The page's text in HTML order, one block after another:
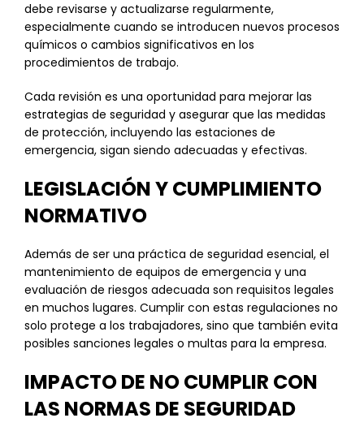
debe revisarse y actualizarse regularmente,
especialmente cuando se introducen nuevos procesos
químicos o cambios significativos en los
procedimientos de trabajo.
Cada revisión es una oportunidad para mejorar las
estrategias de seguridad y asegurar que las medidas
de protección, incluyendo las estaciones de
emergencia, sigan siendo adecuadas y efectivas.
LEGISLACIÓN Y CUMPLIMIENTO
NORMATIVO
Además de ser una práctica de seguridad esencial, el
mantenimiento de equipos de emergencia y una
evaluación de riesgos adecuada son requisitos legales
en muchos lugares. Cumplir con estas regulaciones no
solo protege a los trabajadores, sino que también evita
posibles sanciones legales o multas para la empresa.
IMPACTO DE NO CUMPLIR CON
LAS NORMAS DE SEGURIDAD